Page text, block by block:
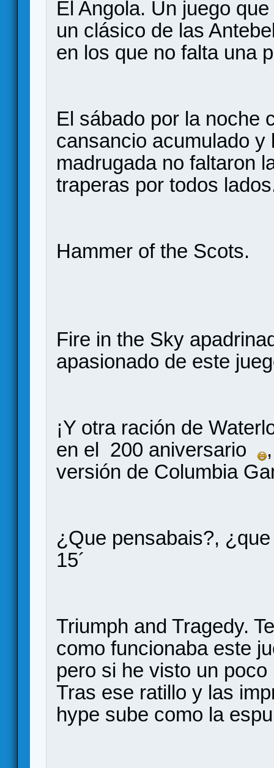
El Angola. Un juego
un clásico de las
en los que no falta una
El sábado por la noche
cansancio acumulado y
madrugada no faltaron
traperas por todos
Hammer of the Scots.
Fire in the Sky
apasionado de este
¡Y otra ración de
en el 200 aniversario
versión de Columbia
¿Que pensabais?,
15´
Triumph and Tragedy.
como funcionaba este
pero si he visto un
Tras ese ratillo y las
hype sube como la